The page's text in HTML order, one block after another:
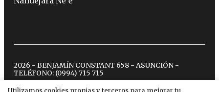
2026 - BENJAMÍN CONSTANT 658 - ASUNCIÓN -
TELÉFONO: (0994) 715 715